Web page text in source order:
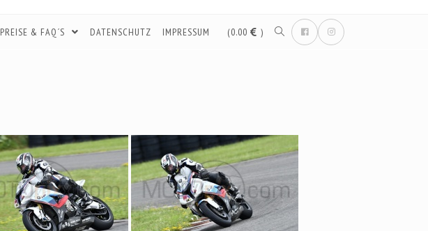
PREISE & FAQ´S DATENSCHUTZ IMPRESSUM (0.00 )